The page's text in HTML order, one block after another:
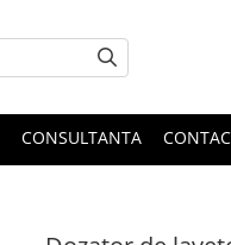
CONSULTANTA